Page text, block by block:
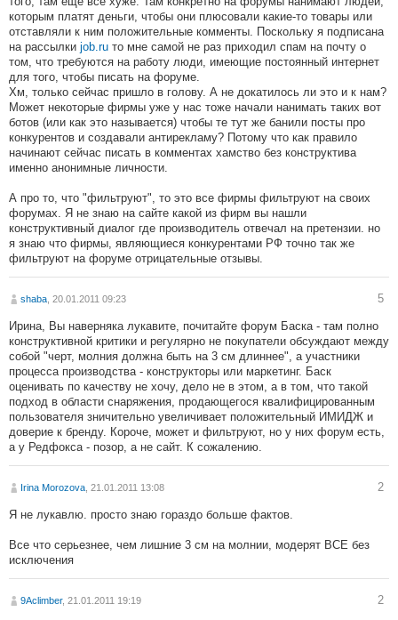
которым платят деньги, чтобы они плюсовали какие-то товары или
отставляли к ним положительные комменты. Поскольку я подписана
на рассылки job.ru то мне самой не раз приходил спам на почту о
том, что требуются на работу люди, имеющие постоянный интернет
для того, чтобы писать на форуме.
Хм, только сейчас пришло в голову. А не докатилось ли это и к нам?
Может некоторые фирмы уже у нас тоже начали нанимать таких вот
ботов (или как это называется) чтобы те тут же банили посты про
конкурентов и создавали антирекламу? Потому что как правило
начинают сейчас писать в комментах хамство без конструктива
именно анонимные личности.
А про то, что "фильтруют", то это все фирмы фильтруют на своих
форумах. Я не знаю на сайте какой из фирм вы нашли
конструктивный диалог где производитель отвечал на претензии. но
я знаю что фирмы, являющиеся конкурентами РФ точно так же
фильтруют на форуме отрицательные отзывы.
shaba , 20.01.2011 09:23 5
Ирина, Вы наверняка лукавите, почитайте форум Баска - там полно
конструктивной критики и регулярно не покупатели обсуждают между
собой "черт, молния должна быть на 3 см длиннее", а участники
процесса производства - конструкторы или маркетинг. Баск
оценивать по качеству не хочу, дело не в этом, а в том, что такой
подход в области снаряжения, продающегося квалифицированным
пользователя зничительно увеличивает положительный ИМИДЖ и
доверие к бренду. Короче, может и фильтруют, но у них форум есть,
а у Редфокса - позор, а не сайт. К сожалению.
Irina Morozova , 21.01.2011 13:08 2
Я не лукавлю. просто знаю гораздо больше фактов.
Все что серьезнее, чем лишние 3 см на молнии, модерят ВСЕ без
исключения
9Aclimber, 21.01.2011 19:19 2